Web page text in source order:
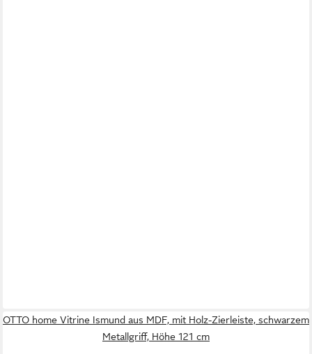
OTTO home Vitrine Ismund aus MDF, mit Holz-Zierleiste, schwarzem
Metallgriff, Höhe 121 cm